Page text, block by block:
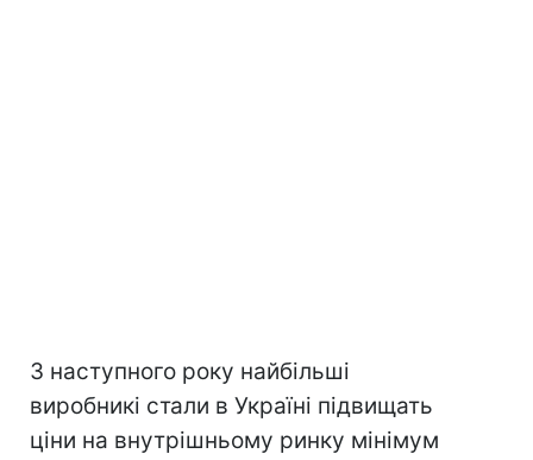
З наступного року найбільші
виробникі стали в Україні підвищать
ціни на внутрішньому ринку мінімум